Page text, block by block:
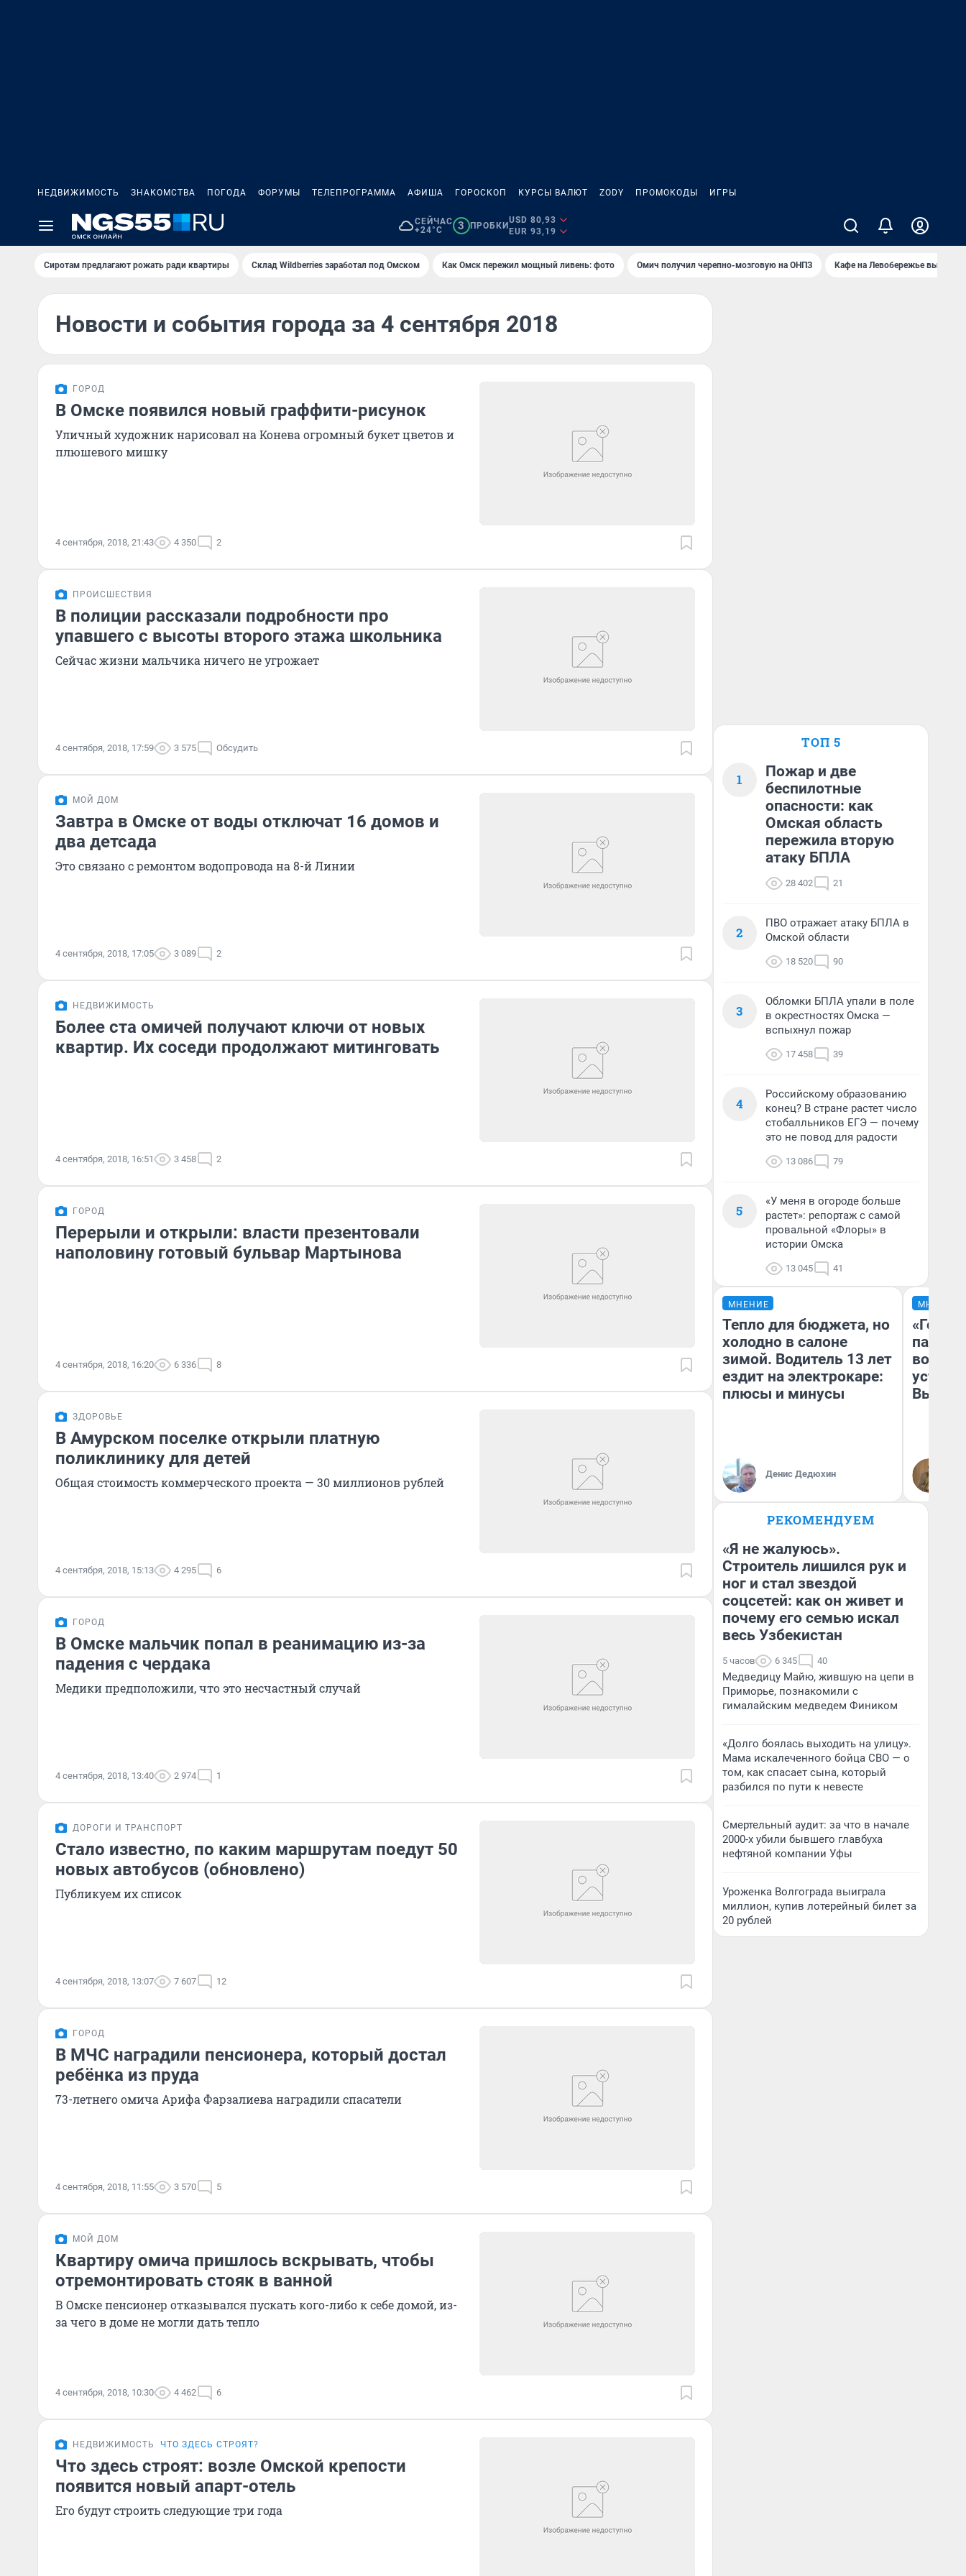
НЕДВИЖИМОСТЬ ЗНАКОМСТВА ПОГОДА ФОРУМЫ ТЕЛЕПРОГРАММА АФИША ГОРОСКОП КУРСЫ ВАЛЮТ ZODY ПРОМОКОДЫ ИГРЫ
СЕЙЧАС
+24°C
3 ПРОБКИ
USD 80,93
EUR 93,19
Сиротам предлагают рожать ради квартиры Склад Wildberries заработал под Омском Как Омск пережил мощный ливень: фото Омич получил черепно-мозговую на ОНПЗ Кафе на Левобережье
Новости и события города за 4 сентября 2018
ГОРОД
В Омске появился новый граффити-рисунок
Уличный художник нарисовал на Конева огромный букет цветов и
плюшевого мишку
4 сентября, 2018, 21:43 4 350 2
ПРОИСШЕСТВИЯ
В полиции рассказали подробности про
упавшего с высоты второго этажа школьника
Сейчас жизни мальчика ничего не угрожает
4 сентября, 2018, 17:59 3 575 Обсудить
МОЙ ДОМ
Завтра в Омске от воды отключат 16 домов и
два детсада
Это связано с ремонтом водопровода на 8-й Линии
4 сентября, 2018, 17:05 3 089 2
НЕДВИЖИМОСТЬ
Более ста омичей получают ключи от новых
квартир. Их соседи продолжают митинговать
4 сентября, 2018, 16:51 3 458 2
ГОРОД
Перерыли и открыли: власти презентовали
наполовину готовый бульвар Мартынова
4 сентября, 2018, 16:20 6 336 8
ЗДОРОВЬЕ
В Амурском поселке открыли платную
поликлинику для детей
Общая стоимость коммерческого проекта — 30 миллионов рублей
4 сентября, 2018, 15:13 4 295 6
ГОРОД
В Омске мальчик попал в реанимацию из-за
падения с чердака
Медики предположили, что это несчастный случай
4 сентября, 2018, 13:40 2 974 1
ДОРОГИ И ТРАНСПОРТ
Стало известно, по каким маршрутам поедут 50
новых автобусов (обновлено)
Публикуем их список
4 сентября, 2018, 13:07 7 607 12
ГОРОД
В МЧС наградили пенсионера, который достал
ребёнка из пруда
73-летнего омича Арифа Фарзалиева наградили спасатели
4 сентября, 2018, 11:55 3 570 5
МОЙ ДОМ
Квартиру омича пришлось вскрывать, чтобы
отремонтировать стояк в ванной
В Омске пенсионер отказывался пускать кого-либо к себе домой, из-
за чего в доме не могли дать тепло
4 сентября, 2018, 10:30 4 462 6
НЕДВИЖИМОСТЬ ЧТО ЗДЕСЬ СТРОЯТ?
Что здесь строят: возле Омской крепости
появится новый апарт-отель
Его будут строить следующие три года
ТОП 5
1
Пожар и две
беспилотные
опасности: как
Омская область
пережила вторую
атаку БПЛА
28 402 21
2
ПВО отражает атаку БПЛА в
Омской области
18 520 90
3
Обломки БПЛА упали в поле
в окрестностях Омска —
вспыхнул пожар
17 458 39
4
Российскому образованию
конец? В стране растет число
стобалльников ЕГЭ — почему
это не повод для радости
13 086 79
5
«У меня в огороде больше
растет»: репортаж с самой
провальной «Флоры» в
истории Омска
13 045 41
МНЕНИЕ
Тепло для бюджета, но
холодно в салоне
зимой. Водитель 13 лет
ездит на электрокаре:
плюсы и минусы
Денис Дедюхин
МНЕНИЕ
РЕКОМЕНДУЕМ
«Я не жалуюсь».
Строитель лишился рук и
ног и стал звездой
соцсетей: как он живет и
почему его семью искал
весь Узбекистан
5 часов 6 345 40
Медведицу Майю, жившую на цепи в
Приморье, познакомили с
гималайским медведем Фиником
«Долго боялась выходить на улицу».
Мама искалеченного бойца СВО — о
том, как спасает сына, который
разбился по пути к невесте
Смертельный аудит: за что в начале
2000-х убили бывшего главбуха
нефтяной компании Уфы
Уроженка Волгограда выиграла
миллион, купив лотерейный билет за
20 рублей